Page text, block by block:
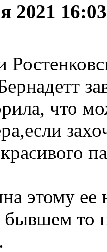
2021 16:03
что
этому ее
бывшем то